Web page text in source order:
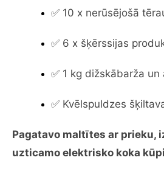
✅ 10 x nerūsējošā
✅ 6 x šķērssijas
✅ 1 kg dižskābarža
✅ Kvēlspuldzes
Pagatavo maltītes ar prieku,
uzticamo elektrisko koka